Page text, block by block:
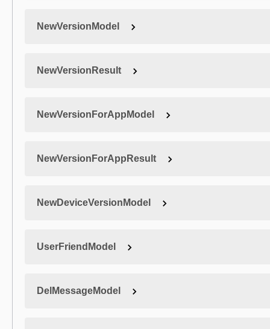
NewVersionModel
NewVersionResult
NewVersionForAppModel
NewVersionForAppResult
NewDeviceVersionModel
UserFriendModel
DelMessageModel